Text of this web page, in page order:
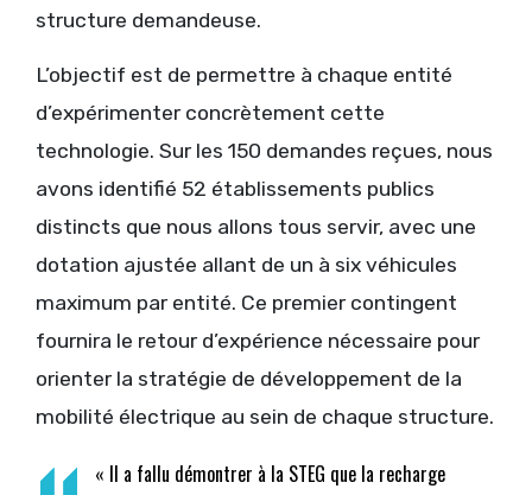
structure demandeuse.
L’objectif est de permettre à chaque entité
d’expérimenter concrètement cette
technologie. Sur les 150 demandes reçues, nous
avons identifié 52 établissements publics
distincts que nous allons tous servir, avec une
dotation ajustée allant de un à six véhicules
maximum par entité. Ce premier contingent
fournira le retour d’expérience nécessaire pour
orienter la stratégie de développement de la
mobilité électrique au sein de chaque structure.
« Il a fallu démontrer à la STEG que la recharge